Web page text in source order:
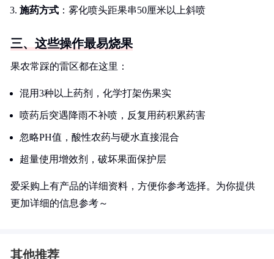
施药方式 ：雾化喷头距果串50厘米以上斜喷
三、这些操作最易烧果
果农常踩的雷区都在这里：
混用3种以上药剂，化学打架伤果实
喷药后突遇降雨不补喷，反复用药积累药害
忽略PH值，酸性农药与硬水直接混合
超量使用增效剂，破坏果面保护层
爱采购上有产品的详细资料，方便你参考选择。为你提供
更加详细的信息参考～
其他推荐